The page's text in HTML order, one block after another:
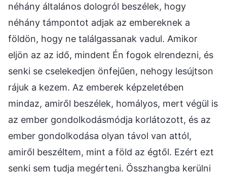
néhány általános dologról beszélek, hogy
néhány támpontot adjak az embereknek a
földön, hogy ne találgassanak vadul. Amikor
eljön az az idő, mindent Én fogok elrendezni, és
senki se cselekedjen önfejűen, nehogy lesújtson
rájuk a kezem. Az emberek képzeletében
mindaz, amiről beszélek, homályos, mert végül is
az ember gondolkodásmódja korlátozott, és az
ember gondolkodása olyan távol van attól,
amiről beszéltem, mint a föld az égtől. Ezért ezt
senki sem tudja megérteni. Összhangba kerülni